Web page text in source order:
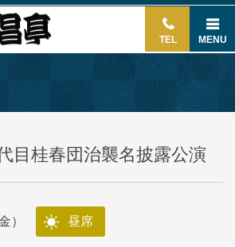
TEL MENU
目桂春団治襲名披露公演
） 昼席